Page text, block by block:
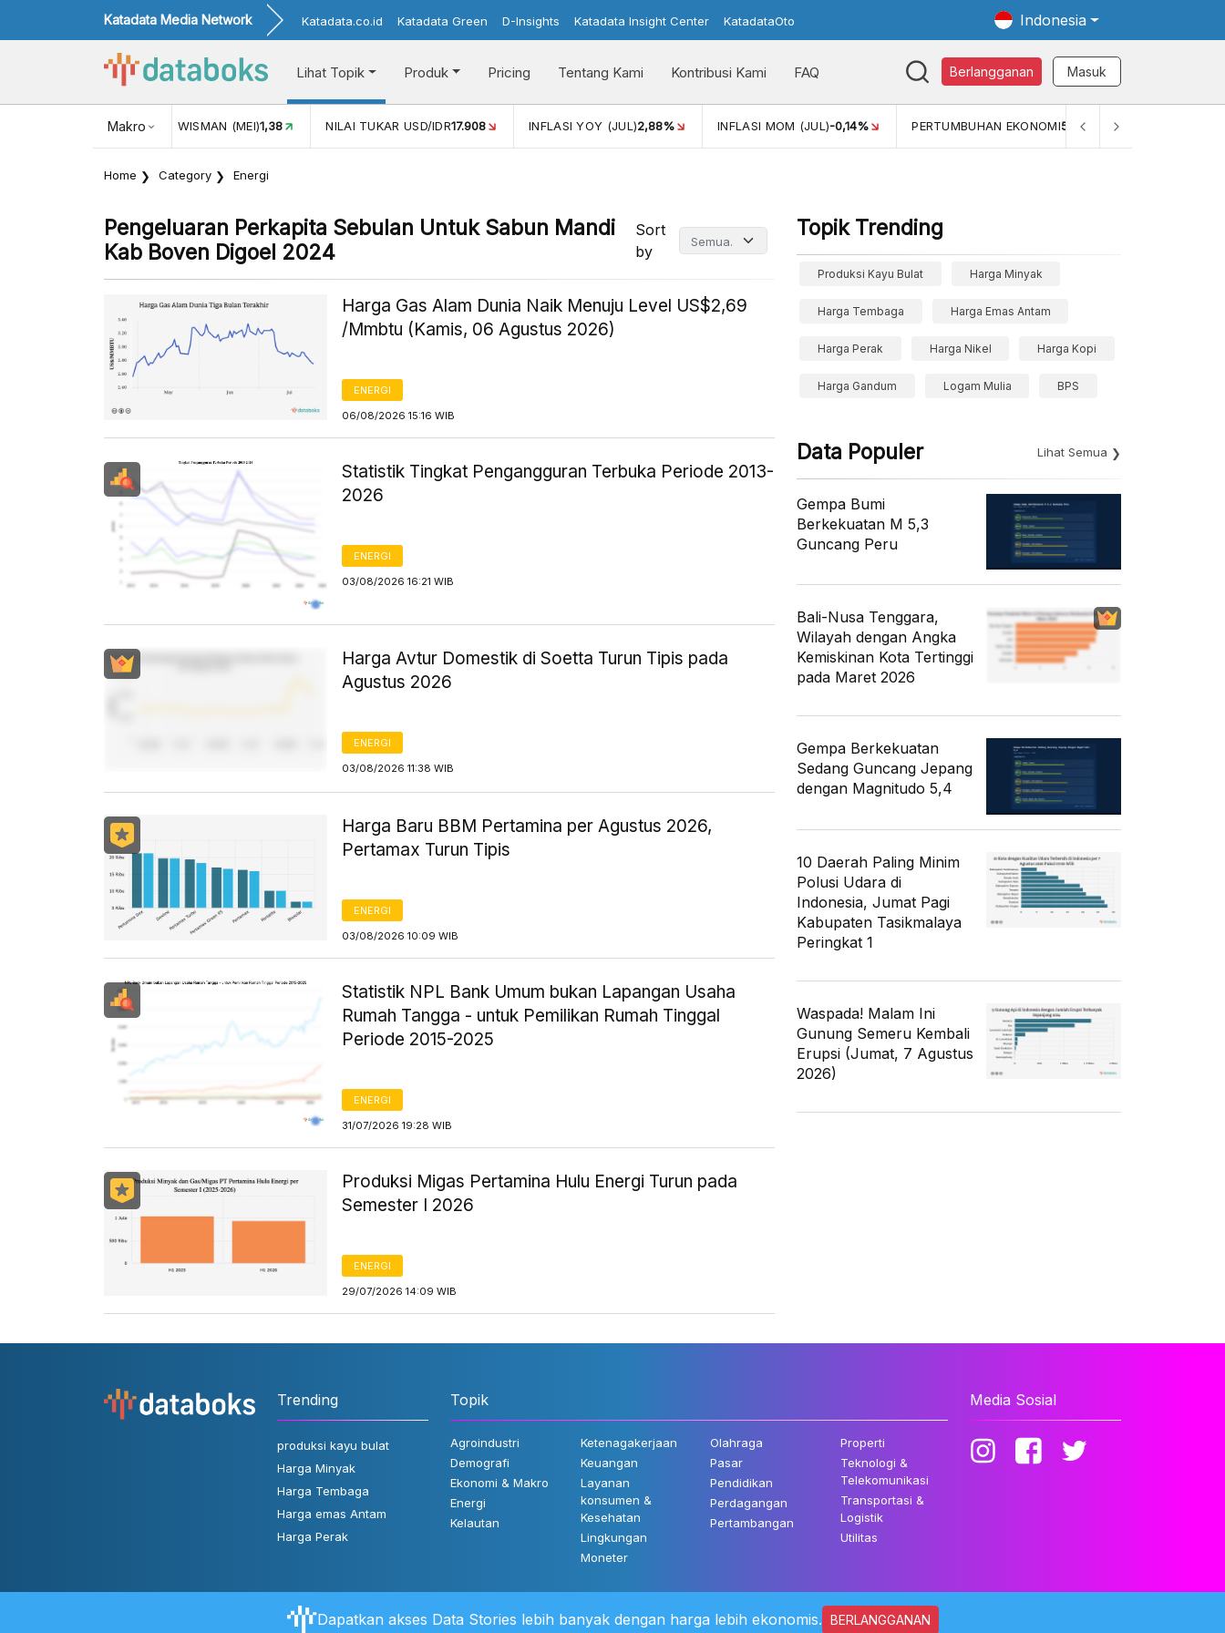
Katadata Media Network Katadata.co.id Katadata Green D-Insights Katadata Insight Center KatadataOto Indonesia
Lihat Topik Produk Pricing Tentang Kami Kontribusi Kami FAQ Berlangganan Masuk
Makro
KUNJUNGAN WISMAN (MEI)1,38 NILAI TUKAR USD/IDR17.908 INFLASI YOY (JUL)2,88% INFLASI MOM (JUL)-0,14% PERTUMBUHAN EKONOMI5,11%
Home Category Energi
Pengeluaran Perkapita Sebulan Untuk Sabun Mandi
Kab Boven Digoel 2024
Sort
by
Harga Gas Alam Dunia Naik Menuju Level US$2,69
/Mmbtu (Kamis, 06 Agustus 2026)
ENERGI
06/08/2026 15:16 WIB
Statistik Tingkat Pengangguran Terbuka Periode 2013-
2026
ENERGI
03/08/2026 16:21 WIB
Harga Avtur Domestik di Soetta Turun Tipis pada
Agustus 2026
ENERGI
03/08/2026 11:38 WIB
Harga Baru BBM Pertamina per Agustus 2026,
Pertamax Turun Tipis
ENERGI
03/08/2026 10:09 WIB
Statistik NPL Bank Umum bukan Lapangan Usaha
Rumah Tangga - untuk Pemilikan Rumah Tinggal
Periode 2015-2025
ENERGI
31/07/2026 19:28 WIB
Produksi Migas Pertamina Hulu Energi Turun pada
Semester I 2026
ENERGI
29/07/2026 14:09 WIB
Topik Trending
Produksi Kayu Bulat Harga Minyak
Harga Tembaga Harga Emas Antam
Harga Perak Harga Nikel Harga Kopi
Harga Gandum Logam Mulia BPS
Data Populer Lihat Semua
Gempa Bumi
Berkekuatan M 5,3
Guncang Peru
Bali-Nusa Tenggara,
Wilayah dengan Angka
Kemiskinan Kota Tertinggi
pada Maret 2026
Gempa Berkekuatan
Sedang Guncang Jepang
dengan Magnitudo 5,4
10 Daerah Paling Minim
Polusi Udara di
Indonesia, Jumat Pagi
Kabupaten Tasikmalaya
Peringkat 1
Waspada! Malam Ini
Gunung Semeru Kembali
Erupsi (Jumat, 7 Agustus
2026)
Trending
produksi kayu bulat
Harga Minyak
Harga Tembaga
Harga emas Antam
Harga Perak
Topik
Agroindustri
Demografi
Ekonomi & Makro
Energi
Kelautan
Ketenagakerjaan
Keuangan
Layanan
konsumen &
Kesehatan
Lingkungan
Moneter
Olahraga
Pasar
Pendidikan
Perdagangan
Pertambangan
Properti
Teknologi &
Telekomunikasi
Transportasi &
Logistik
Utilitas
Media Sosial
Aturan Pengguna FAQ Hubungi Kami ©2022 Katadata. Hak cipta dilindungi Undang-undang.
Dapatkan akses Data Stories lebih banyak dengan harga lebih ekonomis. BERLANGGANAN